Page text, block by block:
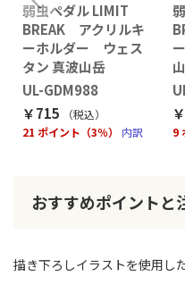
弱虫ペダル LIMIT
BREAK アクリルキ
ーホルダー ウェス
タン 真波山岳
UL-GDM988
￥715
（税込）
21 ポイント（3％）
内訳
9
おすすめポイントと
描き下ろしイラストを使用し